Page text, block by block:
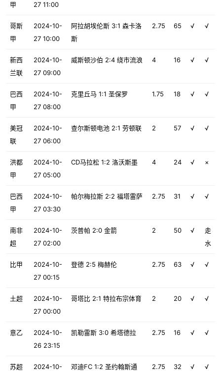
甲
27 11:00
哥斯
甲
2024-10-
27 10:00
阿拉胡埃伦斯 3:1 森卡洛
斯
2.75 65 √ √
新西
兰联
2024-10-
27 09:00
威斯顿沙伯 2:4 绕市流浪 4 16 √ √
巴西
甲
2024-10-
27 08:00
克里丘马 1:1 圣保罗 1.75 18 √ √
美冠
联
2024-10-
27 06:00
查尔斯顿电池 2:1 劳顿联 2 57 √ √
洪都
甲
2024-10-
27 05:00
CD马拉松 1:2 洛沃斯墨 4 24 √ ×
巴西
甲
2024-10-
27 03:30
帕尔梅拉斯 2:2 福塔雷萨 2.75 31 √ √
南非
超
2024-10-
27 02:00
茨普帕 2:0 金箭 2 50 √
走
水
比甲
2024-10-
27 00:15
登德 2:5 梅赫伦 2.75 63 √ √
土超
2024-10-
27 00:00
哥塔比 2:1 特拉布宗体育 2 20 √ √
意乙
2024-10-
26 23:15
凯勒雷斯 3:0 希塔德拉 2.75 16 √ √
苏超
2024-10-
邓迪FC 1:2 圣约翰斯通 2.75 32 √ √